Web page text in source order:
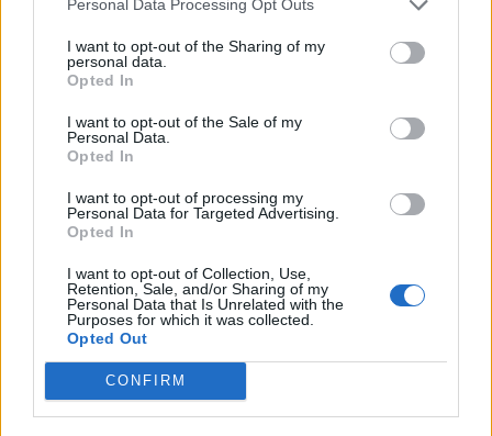
Personal Data Processing Opt Outs
I want to opt-out of the Sharing of my
personal data.
Opted In
I want to opt-out of the Sale of my
Personal Data.
Opted In
I want to opt-out of processing my
Personal Data for Targeted Advertising.
Opted In
I want to opt-out of Collection, Use,
Retention, Sale, and/or Sharing of my
Personal Data that Is Unrelated with the
Purposes for which it was collected.
Opted Out
CONFIRM
A legidegesítőbb kifejezések laza
gyűjteménye
Elyna Robbs: Adéle és az örökölt árnyak
A világ legismertebb ruhái